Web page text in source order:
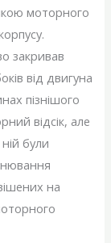
моторного
закривав
від двигуна
пізнішого
відсік, але
були
на